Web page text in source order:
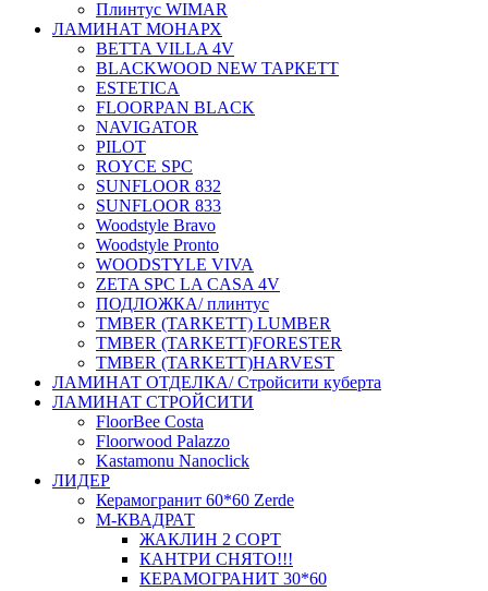
Плинтус WIMAR
ЛАМИНАТ МОНАРХ
BETTA VILLA 4V
BLACKWOOD NEW ТАРКЕТТ
ESTETICA
FLOORPAN BLACK
NAVIGATOR
PILOT
ROYCE SPC
SUNFLOOR 832
SUNFLOOR 833
Woodstyle Bravo
Woodstyle Pronto
WOODSTYLE VIVA
ZETA SPC LA CASA 4V
ПОДЛОЖКА/ плинтус
ТMBER (TARKETT) LUMBER
ТMBER (TARKETT)FORESTER
ТMBER (TARKETT)HARVEST
ЛАМИНАТ ОТДЕЛКА/ Стройсити куберта
ЛАМИНАТ СТРОЙСИТИ
FloorBee Costa
Floorwood Palazzo
Kastamonu Nanoclick
ЛИДЕР
Керамогранит 60*60 Zerde
М-КВАДРАТ
ЖАКЛИН 2 СОРТ
КАНТРИ СНЯТО!!!
КЕРАМОГРАНИТ 30*60